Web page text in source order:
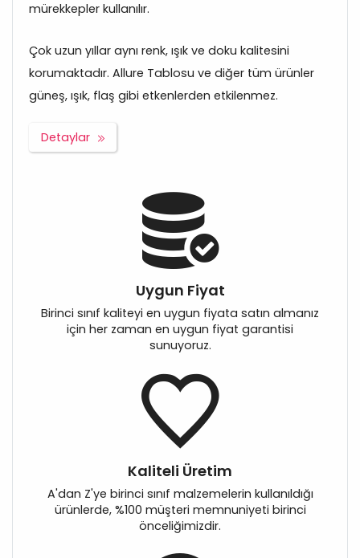
mürekkepler kullanılır.
Çok uzun yıllar aynı renk, ışık ve doku kalitesini
korumaktadır. Allure Tablosu ve diğer tüm ürünler
güneş, ışık, flaş gibi etkenlerden etkilenmez.
Detaylar
Uygun Fiyat
Birinci sınıf kaliteyi en uygun fiyata satın almanız
için her zaman en uygun fiyat garantisi
sunuyoruz.
Kaliteli Üretim
A'dan Z'ye birinci sınıf malzemelerin kullanıldığı
ürünlerde, %100 müşteri memnuniyeti birinci
önceliğimizdir.